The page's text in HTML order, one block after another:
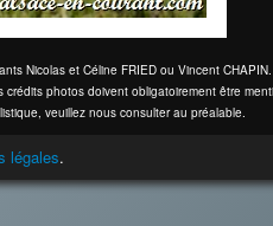
Nicolas et Céline FRIED ou Vincent CHAPIN.
photos doivent obligatoirement être
veuillez nous consulter au préalable.
légales.